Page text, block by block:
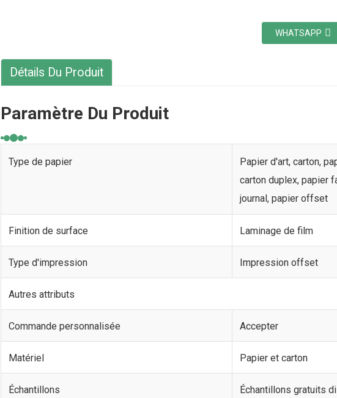
WHATSAPP
Détails Du Produit
Paramètre Du Produit
Type de papier
Papier d'art, carton,
carton duplex, papier
journal, papier offset
Finition de surface Laminage de film
Type d'impression Impression offset
Autres attributs
Commande personnalisée Accepter
Matériel Papier et carton
Échantillons Échantillons gratuits